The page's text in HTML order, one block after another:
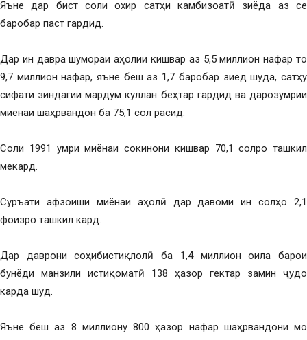
Яъне дар бист соли охир сатҳи камбизоатӣ зиёда аз се
баробар паст гардид.
Дар ин давра шумораи аҳолии кишвар аз 5,5 миллион нафар то
9,7 миллион нафар, яъне беш аз 1,7 баробар зиёд шуда, сатҳу
сифати зиндагии мардум куллан беҳтар гардид ва дарозумрии
миёнаи шаҳрвандон ба 75,1 сол расид.
Соли 1991 умри миёнаи сокинони кишвар 70,1 солро ташкил
мекард.
Суръати афзоиши миёнаи аҳолӣ дар давоми ин солҳо 2,1
фоизро ташкил кард.
Дар даврони соҳибистиқлолӣ ба 1,4 миллион оила барои
бунёди манзили истиқоматӣ 138 ҳазор гектар замин ҷудо
карда шуд.
Яъне беш аз 8 миллиону 800 ҳазор нафар шаҳрвандони мо